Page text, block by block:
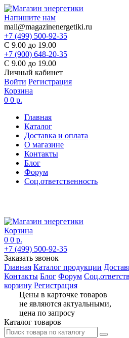
Напишите нам
mail@magazinenergetiki.ru
+7 (499) 500-92-35
С 9.00 до 19.00
+7 (900) 648-20-35
С 9.00 до 19.00
Личный кабинет
Войти Регистрация
Корзина
0 0 р.
Главная
Каталог
Доставка и оплата
О магазине
Контакты
Блог
Форум
Соц.ответственность
Корзина
0 0 р.
+7 (499) 500-92-35
Заказать звонок
Главная Каталог продукции
Контакты Блог Форум
корзину Регистрация
Цены в карточке товаров
не являются актуальными,
цена по запросу
Каталог товаров